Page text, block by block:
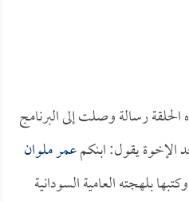
رسالة وصلت إلى البرنامج
الإخوة يقول: ابنكمعمر ملوان
بلهجته العامية السودانية